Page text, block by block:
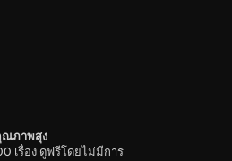
ณภาพสุง
เรื่อง ดูฟรีโดยไม่มีการ